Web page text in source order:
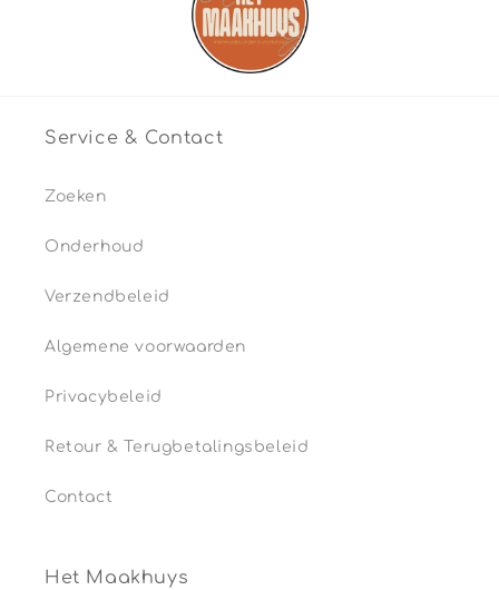
Service & Contact
Zoeken
Onderhoud
Verzendbeleid
Algemene voorwaarden
Privacybeleid
Retour & Terugbetalingsbeleid
Contact
Het Maakhuys